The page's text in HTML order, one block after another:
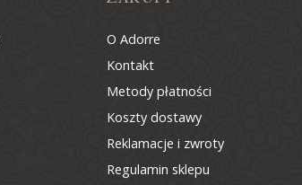
O Adorre
Kontakt
Metody płatności
Koszty dostawy
Reklamacje i zwroty
Regulamin sklepu